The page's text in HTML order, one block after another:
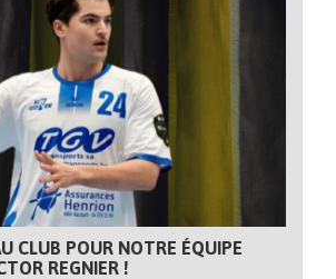
CLUB POUR NOTRE ÉQUIPE
REGNIER !